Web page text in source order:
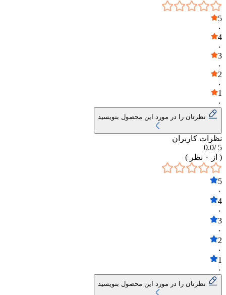
5
۰
4
۰
3
۰
2
۰
1
۰
نظرتان را در مورد این محصول بنویسید
نظرات کاربران
5 /
0.0
( از
۰ نظر )
5
۰
4
۰
3
۰
2
۰
1
۰
نظرتان را در مورد این محصول بنویسید